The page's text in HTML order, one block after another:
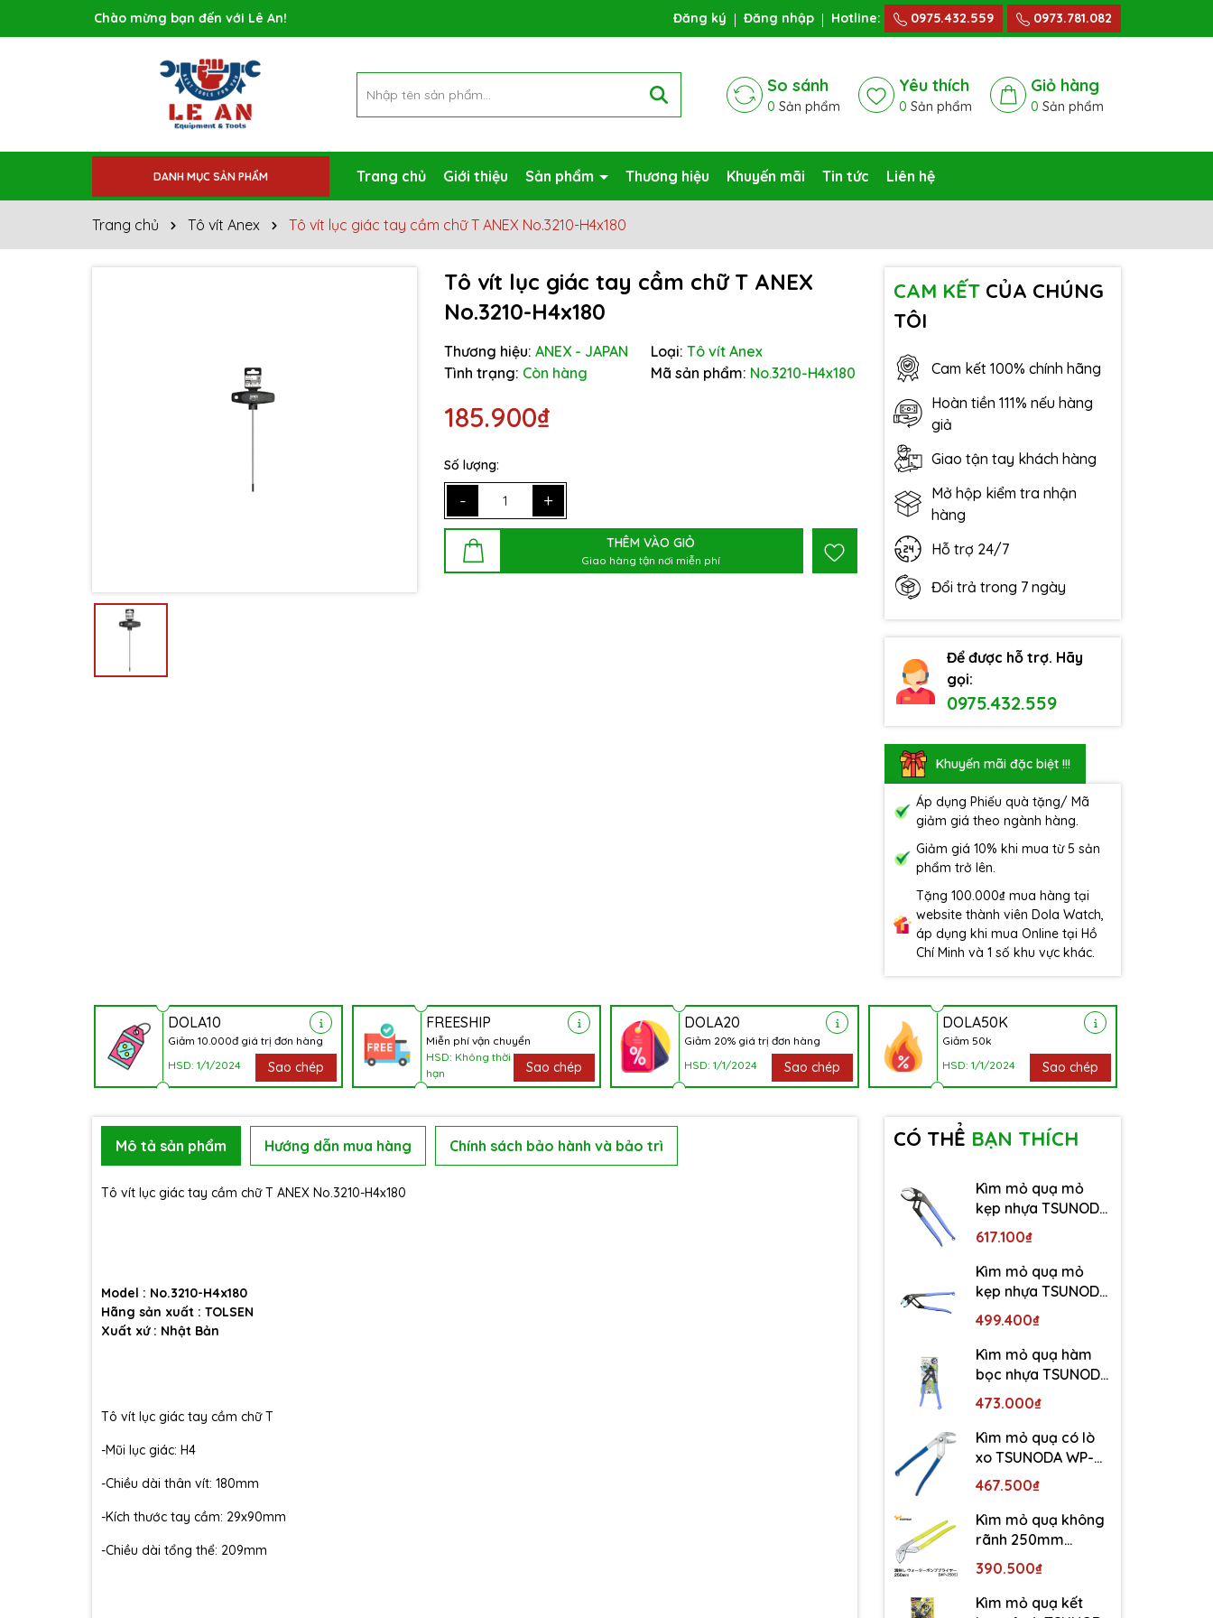
Rất nhiều ưu đãi và chương trình khuyến mãi đang chờ đợi bạn Đăng ký Đăng nhập Hotline: 0975.432.559 0973.781.082
So sánh
0 Sản phẩm
Yêu thích
0 Sản phẩm
Giỏ hàng
0 Sản phẩm
DANH MỤC SẢN PHẨM Trang chủ Giới thiệu Sản phẩm Thương hiệu Khuyến mãi Tin tức Liên hệ
Trang chủ Tô vít Anex Tô vít lục giác tay cầm chữ T ANEX No.3210-H4x180
Tô vít lục giác tay cầm chữ T ANEX
No.3210-H4x180
Thương hiệu: ANEX - JAPAN Loại: Tô vít Anex
Tình trạng: Còn hàng Mã sản phẩm: No.3210-H4x180
185.900₫
Số lượng:
- +
THÊM VÀO GIỎ
Giao hàng tận nơi miễn phí
CAM KẾTCỦA CHÚNG
TÔI
Cam kết 100% chính hãng
Hoàn tiền 111% nếu hàng
giả
Giao tận tay khách hàng
Mở hộp kiểm tra nhận
hàng
Hỗ trợ 24/7
Đổi trả trong 7 ngày
Để được hỗ trợ. Hãy
gọi:
0975.432.559
Khuyến mãi đặc biệt !!!
Áp dụng Phiếu quà tặng/ Mã
giảm giá theo ngành hàng.
Giảm giá 10% khi mua từ 5 sản
phẩm trở lên.
Tặng 100.000₫ mua hàng tại
website thành viên Dola Watch,
áp dụng khi mua Online tại Hồ
Chí Minh và 1 số khu vực khác.
DOLA10
Giảm 10.000đ giá trị đơn hàng
HSD: 1/1/2024
Sao chép
FREESHIP
Miễn phí vận chuyển
HSD: Không thời
hạn
Sao chép
DOLA20
Giảm 20% giá trị đơn hàng
HSD: 1/1/2024
Sao chép
DOLA50K
Giảm 50k
HSD: 1/1/2024
Sao chép
Ngày hết hạn:
Điều kiện:
Mô tả sản phẩm Hướng dẫn mua hàng Chính sách bảo hành và bảo trì
Tô vít lục giác tay cầm chữ T ANEX No.3210-H4x180
Model : No.3210-H4x180
Hãng sản xuất : TOLSEN
Xuất xứ : Nhật Bản
Tô vít lục giác tay cầm chữ T
-Mũi lục giác: H4
-Chiều dài thân vít: 180mm
-Kích thước tay cầm: 29x90mm
-Chiều dài tổng thể: 209mm
CÓ THỂ BẠN THÍCH
Kìm mỏ quạ mỏ
kẹp nhựa TSUNODA
WP-300SC-S
617.100₫
Kìm mỏ quạ mỏ
kẹp nhựa TSUNODA
WP-250SC-S
499.400₫
Kìm mỏ quạ hàm
bọc nhựa TSUNODA
WP-200SC-S
473.000₫
Kìm mỏ quạ có lò
xo TSUNODA WP-
250SS
467.500₫
Kìm mỏ quạ không
rãnh 250mm
TSUNODA WP-250S
390.500₫
Kìm mỏ quạ kết